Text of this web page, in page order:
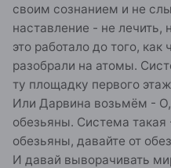
своим сознанием и не
наставление - не лечить,
это работало до того, как
разобрали на атомы.
ту площадку первого
Или Дарвина возьмём -
обезьяны. Система такая
обезьяны, давайте от
И давай выворачивать